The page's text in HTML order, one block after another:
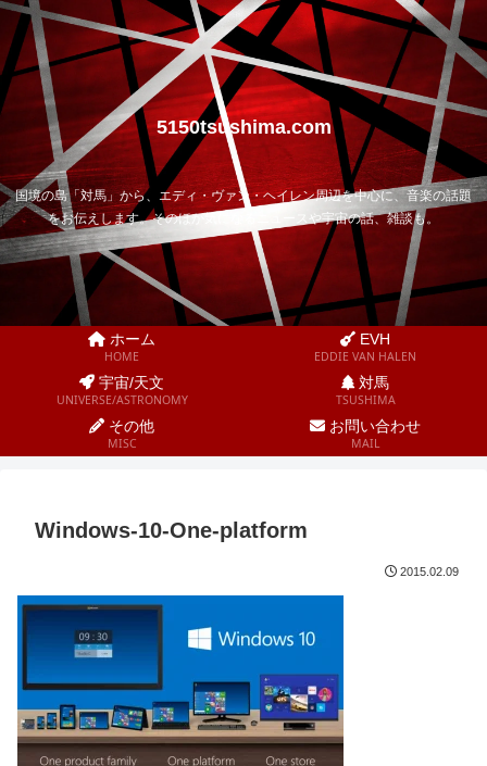
5150tsushima.com
国境の島「対馬」から、エディ・ヴァン・ヘイレン周辺を中心に、音楽の話題
をお伝えします。そのほか気になるニュースや宇宙の話、雑談も。
ホーム
HOME
EVH
EDDIE VAN HALEN
宇宙/天文
UNIVERSE/ASTRONOMY
対馬
TSUSHIMA
その他
MISC
お問い合わせ
MAIL
Windows-10-One-platform
2015.02.09